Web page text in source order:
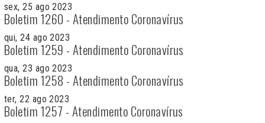
sex, 25 ago 2023
Boletim 1260 - Atendimento Coronavírus
qui, 24 ago 2023
Boletim 1259 - Atendimento Coronavírus
qua, 23 ago 2023
Boletim 1258 - Atendimento Coronavírus
ter, 22 ago 2023
Boletim 1257 - Atendimento Coronavírus